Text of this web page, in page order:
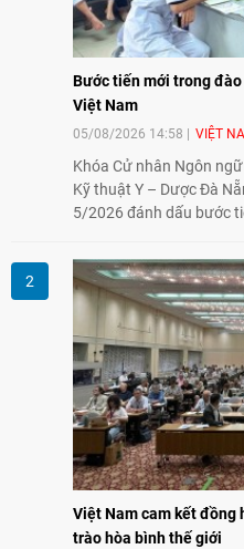
Bước tiến mới trong
Việt Nam
05/08/2026 14:58 VIỆT
Khóa Cử nhân Ngôn
Kỹ thuật Y – Dược Đà
5/2026 đánh dấu bước
tại Việt Nam.
Việt Nam cam kết đồng
trào hòa bình thế giới